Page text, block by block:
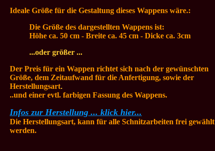
Ideale Größe für die Gestaltung dieses Wappens wäre.:
Die Größe des dargestellten Wappens ist:
Höhe ca. 50 cm - Breite ca. 45 cm - Dicke ca. 3cm
...oder größer ...
Der Preis für ein Wappen richtet sich nach der gewünschten
Größe, dem Zeitaufwand für die Anfertigung, sowie der
Herstellungsart.
..und einer evtl. farbigen Fassung des Wappens.
Infos zur Herstellung ... klick hier...
Die Herstellungsart, kann für alle Schnitzarbeiten frei gewählt
werden.